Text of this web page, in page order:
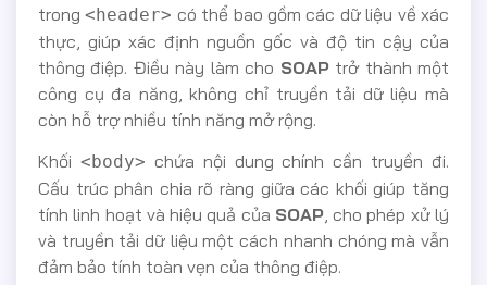
trong<header> có thể bao gồm các dữ liệu về xác
thực, giúp xác định nguồn gốc và độ tin cậy của
thông điệp. Điều này làm cho SOAPtrở thành một
công cụ đa năng, không chỉ truyền tải dữ liệu mà
còn hỗ trợ nhiều tính năng mở rộng.
Khối <body> chứa nội dung chính cần truyền đi.
Cấu trúc phân chia rõ ràng giữa các khối giúp tăng
tính linh hoạt và hiệu quả của SOAP, cho phép xử lý
và truyền tải dữ liệu một cách nhanh chóng mà vẫn
đảm bảo tính toàn vẹn của thông điệp.